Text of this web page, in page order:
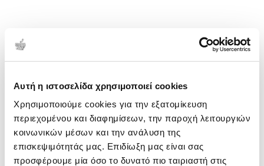
Αυτή η ιστοσελίδα χρησιμοποιεί cookies
Χρησιμοποιούμε cookies για την εξατομίκευση
περιεχομένου και διαφημίσεων, την παροχή λειτουργιών
κοινωνικών μέσων και την ανάλυση της
επισκεψιμότητάς μας. Επιδίωξη μας είναι σας
προσφέρουμε μία όσο το δυνατό πιο ταιριαστή στις